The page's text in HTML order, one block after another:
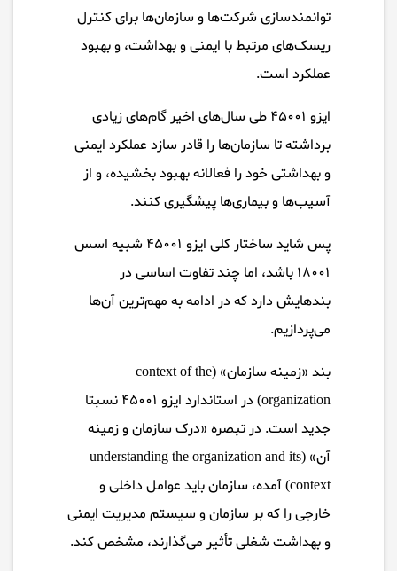
توانمندسازی شرکت‌ها و سازمان‌ها برای کنترل
ریسک‌های مرتبط با ایمنی و بهداشت، و بهبود
عملکرد است.
ایزو ۴۵۰۰۱ طی سال‌های اخیر گام‌های زیادی
برداشته تا سازمان‌ها را قادر سازد عملکرد ایمنی
و بهداشتی خود را فعالانه بهبود بخشیده، و از
آسیب‌ها و بیماری‌ها پیشگیری کنند.
پس شاید ساختار کلی ایزو ۴۵۰۰۱ شبیه اسس
۱۸۰۰۱ باشد، اما چند تفاوت اساسی در
بندهایش دارد که در ادامه به مهم‌ترین آن‌ها
می‌پردازیم.
بند «زمینه سازمان» (context of the
organization) در استاندارد ایزو ۴۵۰۰۱ نسبتا
جدید است. در تبصره «درک سازمان و زمینه
آن» (understanding the organization and its
context) آمده، سازمان باید عوامل داخلی و
خارجی را که بر سازمان و سیستم مدیریت ایمنی
و بهداشت شغلی تأثیر می‌گذارند، مشخص کند.